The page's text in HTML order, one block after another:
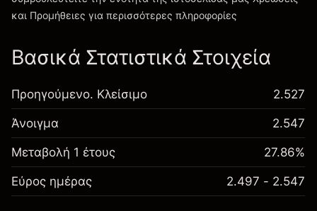
Χρεώσεις και Τέλη
και Προμήθειες για περισσότερες πληροφορίες
Βασικά Στατιστικά Στοιχεία
Προηγούμενο. Κλείσιμο 2.527
Άνοιγμα 2.547
Μεταβολή 1 έτους 27.86%
Εύρος ημέρας 2.497 - 2.547